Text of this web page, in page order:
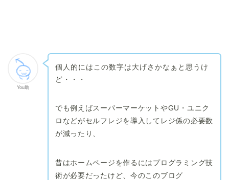
You助
個人的にはこの数字は大げさかなぁと思うけ
ど・・・
でも例えばスーパーマーケットやGU・ユニク
ロなどがセルフレジを導入してレジ係の必要数
が減ったり、
昔はホームページを作るにはプログラミング技
術が必要だったけど、今のこのブログ